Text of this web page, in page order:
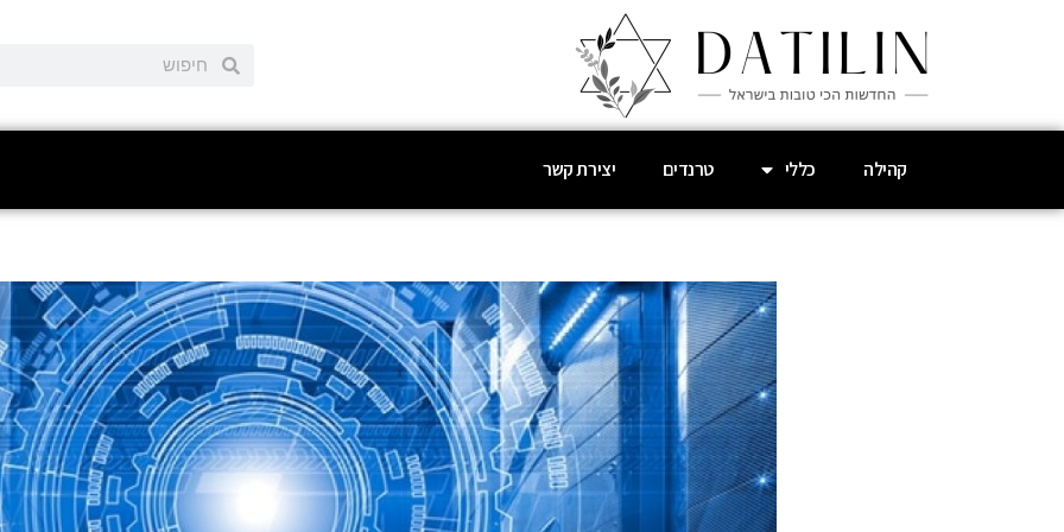
קהילה כללי טרנדים יצירת קשר